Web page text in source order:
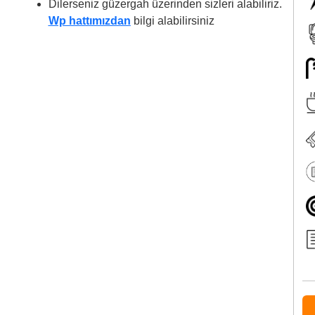
Dilerseniz güzergah üzerinden sizleri alabiliriz.
Wp hattımızdan bilgi alabilirsiniz